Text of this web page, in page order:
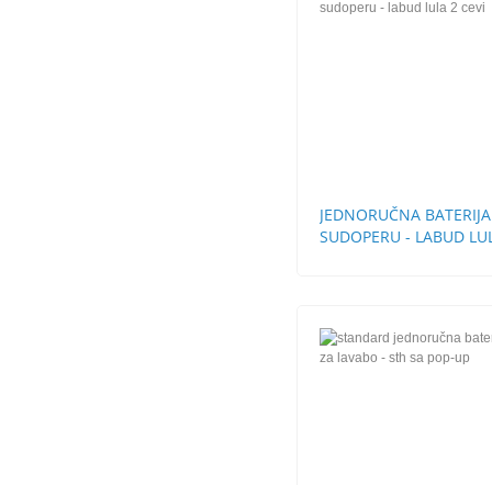
JEDNORUČNA
SUDOPERU - LABUD